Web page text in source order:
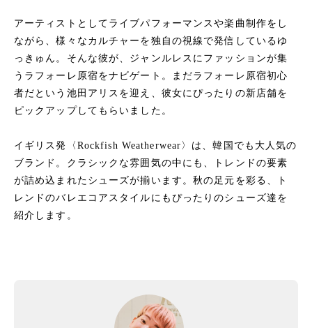
アーティストとしてライブパフォーマンスや楽曲制作をし
ながら、様々なカルチャーを独自の視線で発信しているゆ
っきゅん。そんな彼が、ジャンルレスにファッションが集
うラフォーレ原宿をナビゲート。まだラフォーレ原宿初心
者だという池田アリスを迎え、彼女にぴったりの新店舗を
ピックアップしてもらいました。
イギリス発〈Rockfish Weatherwear〉は、韓国でも大人気の
ブランド。クラシックな雰囲気の中にも、トレンドの要素
が詰め込まれたシューズが揃います。秋の足元を彩る、ト
レンドのバレエコアスタイルにもぴったりのシューズ達を
紹介します。